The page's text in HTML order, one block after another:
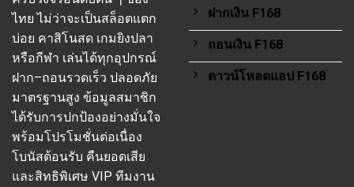
ไทย ไม่ว่าจะเป็นสล็อตแตก
บ่อย คาสิโนสด เกมยิงปลา
หรือกีฬา เล่นได้ทุกอุปกรณ์
ฝาก–ถอนรวดเร็ว ปลอดภัย
มาตรฐานสูง ข้อมูลสมาชิก
ได้รับการปกป้องอย่างมั่นใจ
พร้อมโปรโมชั่นต่อเนื่อง
โบนัสต้อนรับ คืนยอดเสีย
และสิทธิพิเศษ VIP ทีมงาน
ฝากเงิน F168
ถอนเงิน F168
ดาวน์โหลดแอป F168